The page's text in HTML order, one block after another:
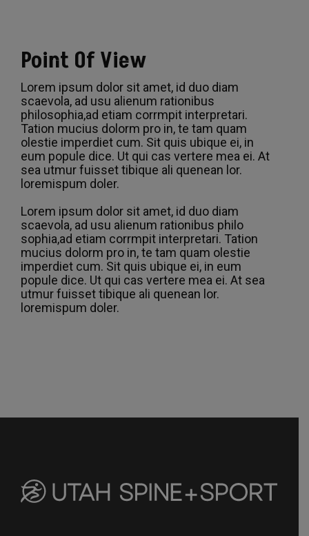
Point Of View
Lorem ipsum dolor sit amet, id duo diam
scaevola, ad usu alienum rationibus
philosophia,ad etiam corrmpit interpretari.
Tation mucius dolorm pro in, te tam quam
olestie imperdiet cum. Sit quis ubique ei, in
eum popule dice. Ut qui cas vertere mea ei. At
sea utmur fuisset tibique ali quenean lor.
loremispum doler.
Lorem ipsum dolor sit amet, id duo diam
scaevola, ad usu alienum rationibus philo
sophia,ad etiam corrmpit interpretari. Tation
mucius dolorm pro in, te tam quam olestie
imperdiet cum. Sit quis ubique ei, in eum
popule dice. Ut qui cas vertere mea ei. At sea
utmur fuisset tibique ali quenean lor.
loremispum doler.